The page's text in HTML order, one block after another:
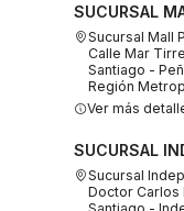
SUCURSAL
Sucursal Mall
Calle Mar
Santiago -
Región
Ver más
SUCURSAL
Sucursal
Doctor Carlos